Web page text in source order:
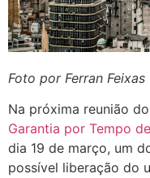
Foto por Ferran Feixas
Na próxima reunião do
Garantia por Tempo
dia 19 de março, um
possível liberação do